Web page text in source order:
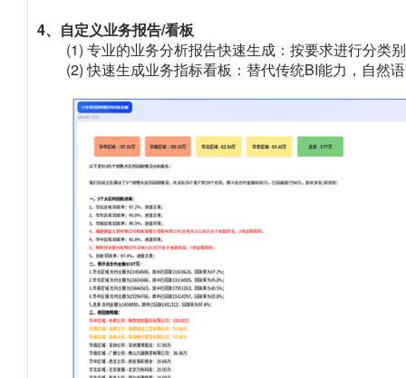
4、自定义业务报告/看板
(1) 专业的业务分析报告快速生成：按要求进行分类
(2) 快速生成业务指标看板：替代传统BI能力，自然